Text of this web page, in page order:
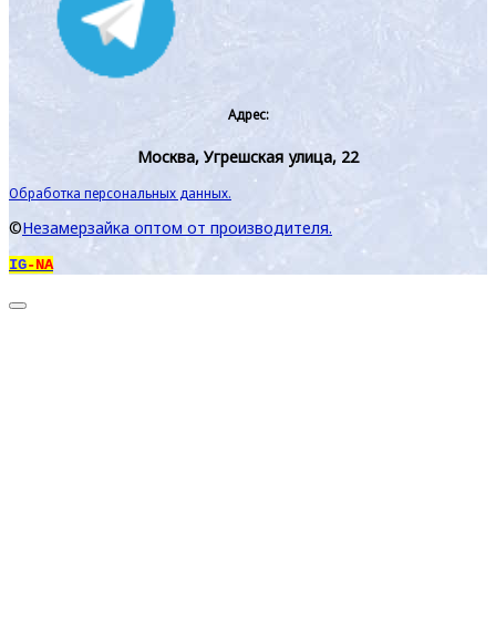
Адрес:
Москва, Угрешская улица, 22
Обработка персональных данных.
©Незамерзайка оптом от производителя.
IG-NA